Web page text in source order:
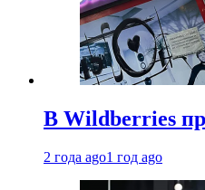
В Wildberries
2 года ago1 год ago